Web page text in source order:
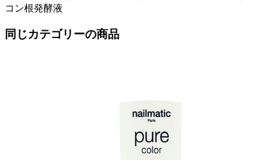
コン根発酵液
同じカテゴリーの商品